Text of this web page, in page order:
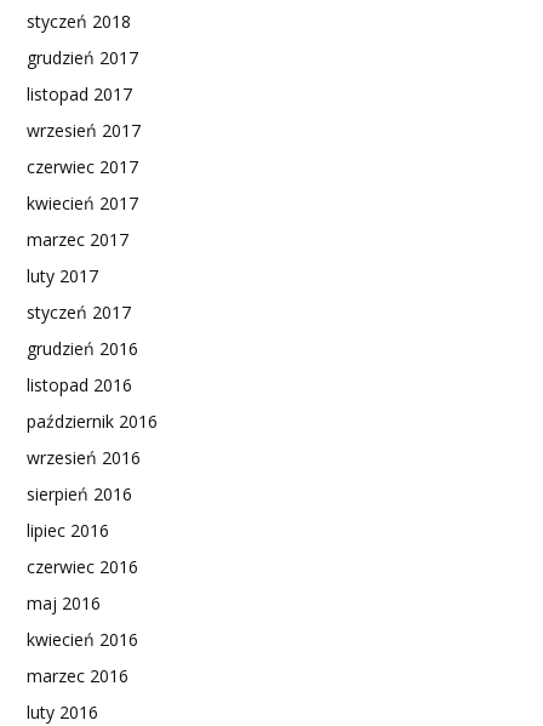
styczeń 2018
grudzień 2017
listopad 2017
wrzesień 2017
czerwiec 2017
kwiecień 2017
marzec 2017
luty 2017
styczeń 2017
grudzień 2016
listopad 2016
październik 2016
wrzesień 2016
sierpień 2016
lipiec 2016
czerwiec 2016
maj 2016
kwiecień 2016
marzec 2016
luty 2016